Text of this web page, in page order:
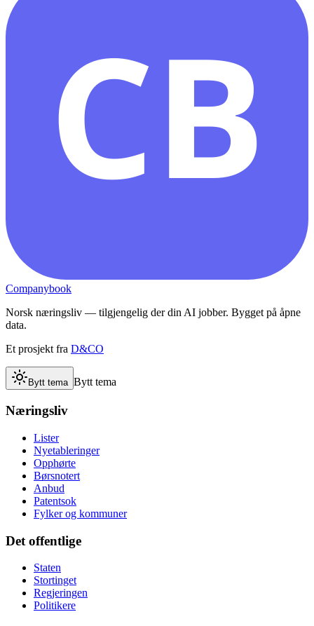
CB
Companybook
Norsk næringsliv — tilgjengelig der din AI jobber. Bygget på åpne
data.
Et prosjekt fra D&CO
Bytt tema Bytt tema
Næringsliv
Lister
Nyetableringer
Opphørte
Børsnotert
Anbud
Patentsok
Fylker og kommuner
Det offentlige
Staten
Stortinget
Regjeringen
Politikere